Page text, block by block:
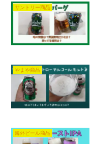
サントリー商品
やまや商品
海外ビール商品